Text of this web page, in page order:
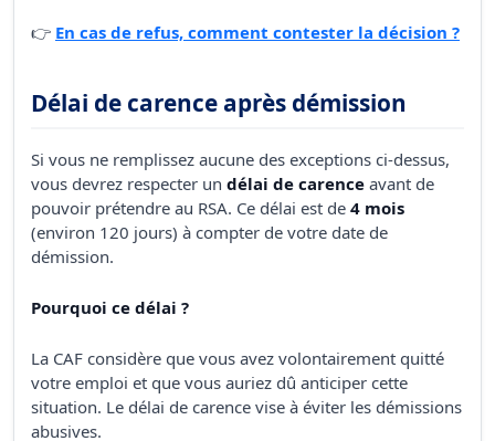
👉 En cas de refus, comment contester la décision ?
Délai de carence après démission
Si vous ne remplissez aucune des exceptions ci-dessus,
vous devrez respecter un délai de carence avant de
pouvoir prétendre au RSA. Ce délai est de 4 mois
(environ 120 jours) à compter de votre date de
démission.
Pourquoi ce délai ?
La CAF considère que vous avez volontairement quitté
votre emploi et que vous auriez dû anticiper cette
situation. Le délai de carence vise à éviter les démissions
abusives.